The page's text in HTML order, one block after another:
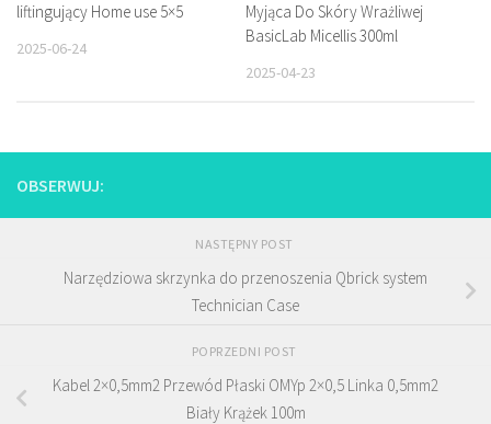
liftingujący Home use 5×5
2025-06-24
Myjąca Do Skóry Wrażliwej
BasicLab Micellis 300ml
2025-04-23
OBSERWUJ:
NASTĘPNY POST
Narzędziowa skrzynka do przenoszenia Qbrick system
Technician Case
POPRZEDNI POST
Kabel 2×0,5mm2 Przewód Płaski OMYp 2×0,5 Linka 0,5mm2
Biały Krążek 100m